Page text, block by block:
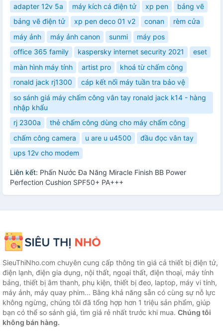
adapter 12v 5a
máy kích cá điện tử xp pen
bảng vẽ
bảng vẽ điện tử
xp pen deco 01 v2 conan
rèm cửa
máy ảnh
máy ảnh canon sunmi
máy pos
office 365 family
kaspersky internet security 2021
eset
màn hình máy tính
artist pro
khoá từ chấm công
ronald jack rj1300
cáp kết nối máy tuần tra bảo vệ
so sánh giá máy chấm công vân tay ronald jack k14 - hàng
nhập khẩu
rj 2300a
thẻ chấm công dùng cho máy chấm công
chấm công camera
u are u u4500
đầu đọc vân tay
ups 12v cho modem
Liên kết: Phấn Nước Đa Năng Miracle Finish BB Power
Perfection Cushion SPF50+ PA+++
SieuThiNho.com chuyên cung cấp thông tin giá cả thiết bị điện tử,
điện lạnh, điện gia dụng, nội thất, ngoại thất, điện thoại, máy tính
bảng, thiết bị âm thanh, phụ kiện, thiết bị đeo, laptop, máy vi tính,
máy ảnh, máy quay phim... Bằng khả năng sẵn có cùng sự nỗ lực
không ngừng, chúng tôi đã tổng hợp hơn 1 triệu sản phẩm, giúp
bạn có thể so sánh giá, tìm giá rẻ nhất trước khi mua. Chúng tôi
không bán hàng.